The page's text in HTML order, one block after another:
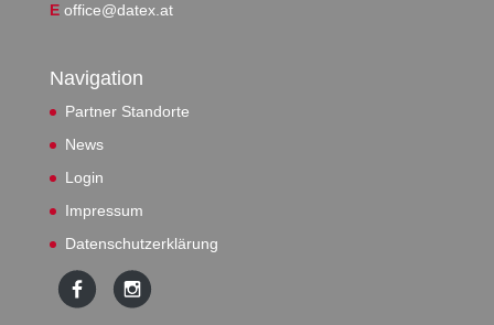
E office@datex.at
Navigation
Partner Standorte
News
Login
Impressum
Datenschutzerklärung